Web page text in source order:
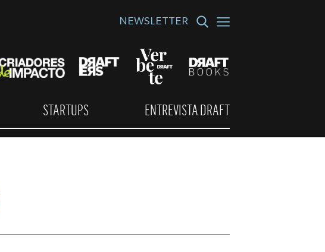
NEWSLETTER
STARTUPS ENTREVISTA DRAFT